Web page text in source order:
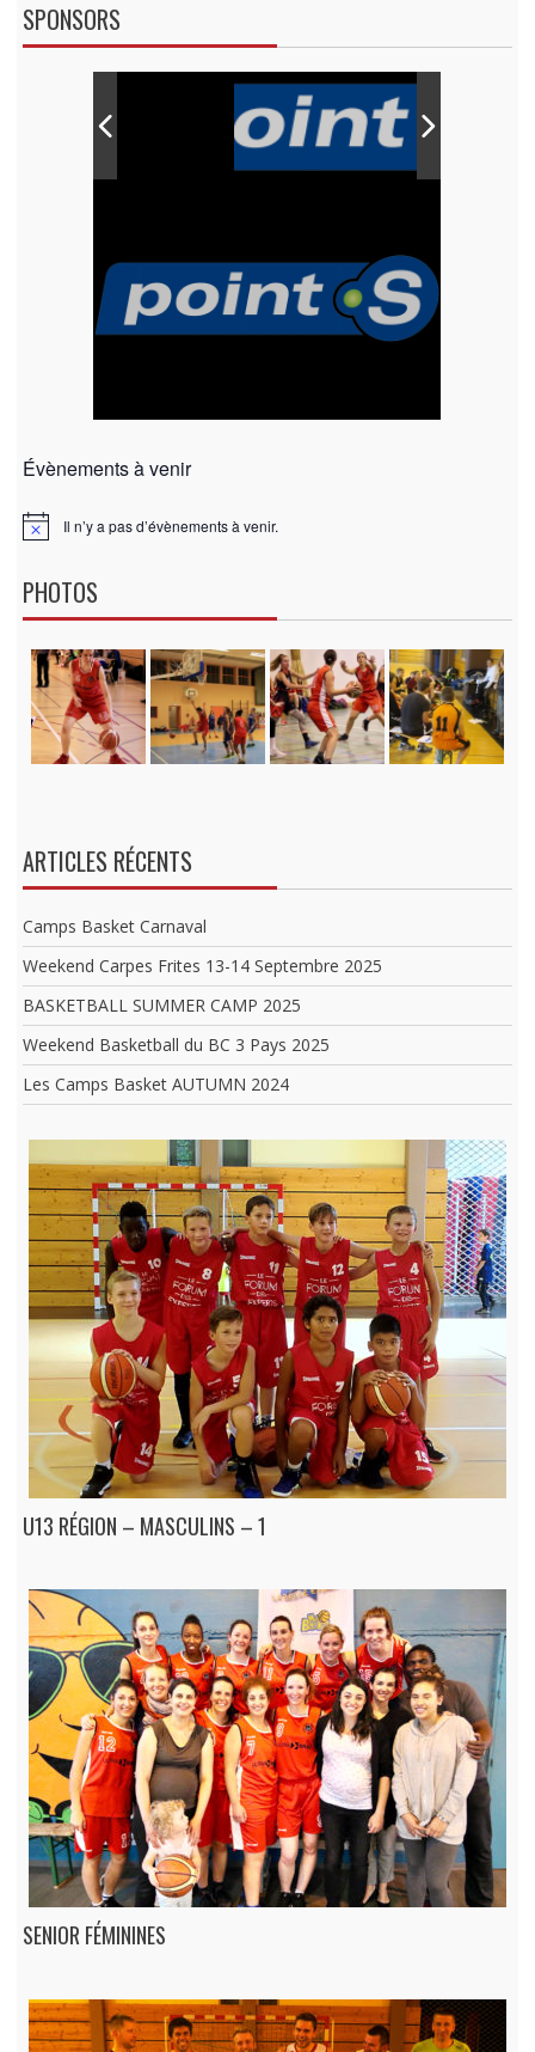
SPONSORS
Évènements à venir
N
Il n’y a pas d’évènements à venir.
PHOTOS
ARTICLES RÉCENTS
Camps Basket Carnaval
Weekend Carpes Frites 13-14 Septembre 2025
BASKETBALL SUMMER CAMP 2025
Weekend Basketball du BC 3 Pays 2025
Les Camps Basket AUTUMN 2024
U13 RÉGION – MASCULINS – 1
SENIOR FÉMININES